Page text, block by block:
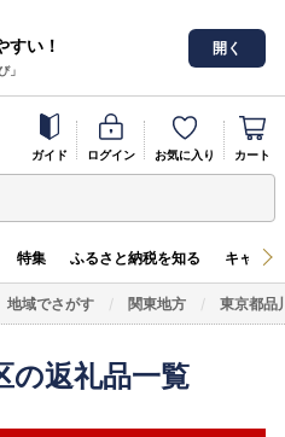
すい！
」
開く
ガイド ログイン お気に入り カート
特集 ふるさと納税を知る キャン
地域でさがす 関東地方 東京都品
の返礼品一覧